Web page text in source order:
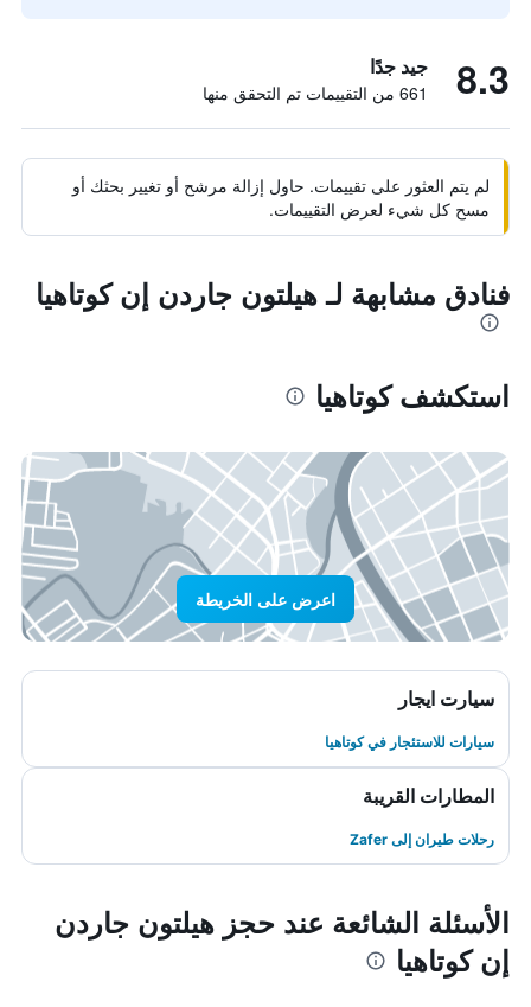
8.3 جيد جدًا
661 من التقييمات تم التحقق منها
لم يتم العثور على تقييمات. حاول إزالة مرشح أو تغيير بحثك أو
مسح كل شيء لعرض التقييمات.
فنادق مشابهة لـ هيلتون جاردن إن كوتاهيا
استكشف كوتاهيا
اعرض على الخريطة
سيارت ايجار
سيارات للاستئجار في كوتاهيا
المطارات القريبة
رحلات طيران إلى Zafer
الأسئلة الشائعة عند حجز هيلتون جاردن
إن كوتاهيا